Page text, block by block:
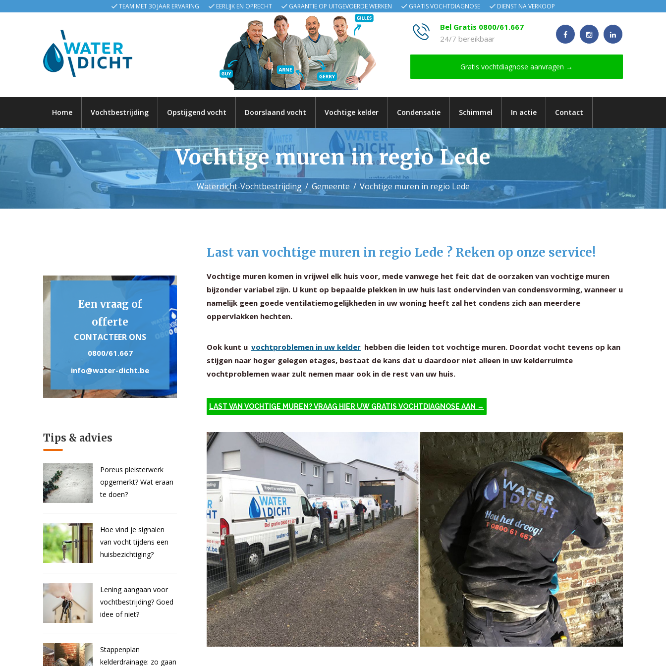
TEAM MET 30 JAAR ERVARING EERLIJK EN OPRECHT GARANTIE OP UITGEVOERDE WERKEN GRATIS VOCHTDIAGNOSE DIENST NA VERKOOP
Bel Gratis 0800/61.667
24/7 bereikbaar
Gratis vochtdiagnose aanvragen →
Home Vochtbestrijding Opstijgend vocht Doorslaand vocht Vochtige kelder Condensatie Schimmel In actie Contact
Vochtige muren in regio Lede
Waterdicht-Vochtbestrijding Gemeente Vochtige muren in regio Lede
Een vraag of
offerte
CONTACTEER ONS
0800/61.667
info@water-dicht.be
Tips & advies
Poreus pleisterwerk
opgemerkt? Wat eraan
te doen?
Hoe vind je signalen
van vocht tijdens een
huisbezichtiging?
Lening aangaan voor
vochtbestrijding? Goed
idee of niet?
Stappenplan
kelderdrainage: zo gaan
Last van vochtige muren in regio Lede ? Reken op onze service!
Vochtige muren komen in vrijwel elk huis voor, mede vanwege het feit dat de oorzaken van vochtige muren
bijzonder variabel zijn. U kunt op bepaalde plekken in uw huis last ondervinden van condensvorming, wanneer u
namelijk geen goede ventilatiemogelijkheden in uw woning heeft zal het condens zich aan meerdere
oppervlakken hechten.
Ook kunt u vochtproblemen in uw kelder hebben die leiden tot vochtige muren. Doordat vocht tevens op kan
stijgen naar hoger gelegen etages, bestaat de kans dat u daardoor niet alleen in uw kelderruimte
vochtproblemen waar zult nemen maar ook in de rest van uw huis.
LAST VAN VOCHTIGE MUREN? VRAAG HIER UW GRATIS VOCHTDIAGNOSE AAN →